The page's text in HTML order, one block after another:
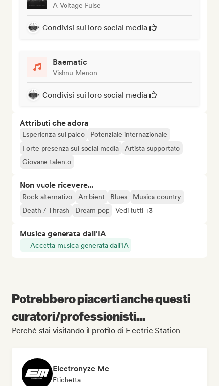
A Voltage Pulse
Condivisi sui loro social media
Baematic
Vishnu Menon
Condivisi sui loro social media
Attributi che adora
Esperienza sul palco
Potenziale internazionale
Forte presenza sui social media
Artista supportato
Giovane talento
Non vuole ricevere...
Rock alternativo Ambient Blues
Musica country
Death / Thrash
Dream pop Vedi tutti +3
Musica generata dall'IA
Accetta musica generata dall'IA
Potrebbero piacerti anche questi
curatori/professionisti...
Perché stai visitando il profilo di Electric Station
Electronyze Me
Etichetta